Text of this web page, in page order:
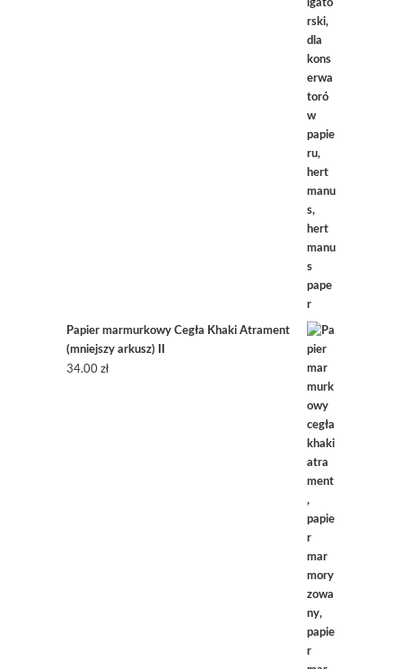
Papier marmurkowy Cegła Khaki Atrament
(mniejszy arkusz) II
34.00zł